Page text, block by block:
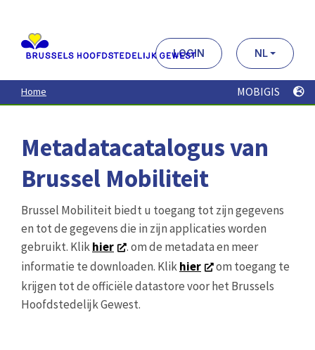
contenu
principal
LOGIN NL
Home MOBIGIS
Metadatacatalogus van
Brussel Mobiliteit
Brussel Mobiliteit biedt u toegang tot zijn gegevens
en tot de gegevens die in zijn applicaties worden
gebruikt. Klikhier
. om de metadata en meer
informatie te downloaden. Klikhier
om toegang te
krijgen tot de officiële datastore voor het Brussels
Hoofdstedelijk Gewest.